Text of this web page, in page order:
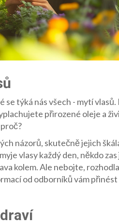
týká nás všech - mytí
přirozené oleje a
názorů, skutečně jejich
vlasy každý den, někdo
kolem. Ale nebojte,
od odborníků vám přinést